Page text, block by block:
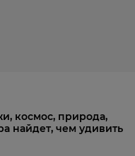
космос, природа,
найдет, чем удивить